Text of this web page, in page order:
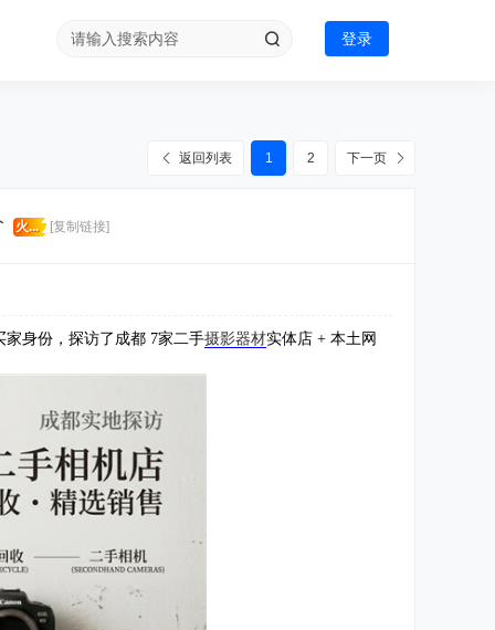
登录
1 2 下一页
返回列表
火... [复制链接]
身份，探访了成都 7家二手摄影器材实体店 + 本土网